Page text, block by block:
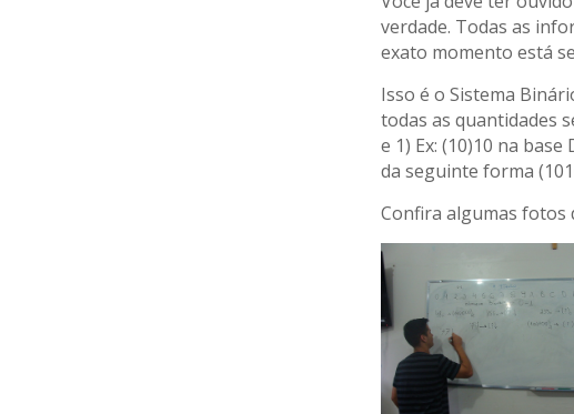
verdade. Todas as
exato momento está
Isso é o Sistema
todas as quantidades
e 1) Ex: (10)10 na
da seguinte forma
Confira algumas fotos